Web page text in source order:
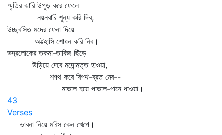
স্মৃতির ঝারি উপুড় করে ফেলে
নয়নবারি শূন্য করি দিব,
উচ্ছ্বসিত মদের ফেনা দিয়ে
অট্টহাসি শোধন করি নিব।
ভদ্রলোকের তকমা-তাবিজ ছিঁড়ে
উড়িয়ে দেবে মদোন্মত্ত হাওয়া,
শপথ করে বিপথ-ব্রত নেব--
মাতাল হয়ে পাতাল-পানে ধাওয়া।
43
Verses
ভাবনা নিয়ে মরিস কেন খেপে।